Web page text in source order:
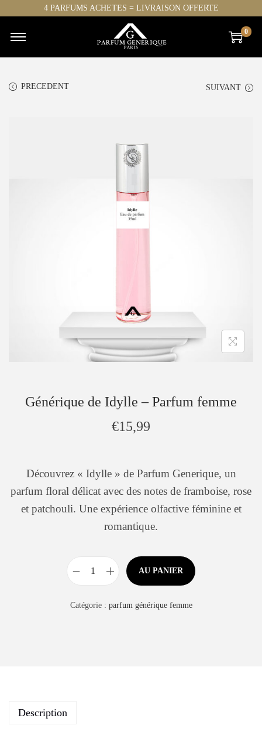
4 PARFUMS ACHETES = LIVRAISON OFFERTE
0
PRECEDENT SUIVANT
Générique de Idylle – Parfum femme
€15,99
Découvrez « Idylle » de Parfum Generique, un
parfum floral délicat avec des notes de framboise, rose
et patchouli. Une expérience olfactive féminine et
romantique.
AU PANIER
Catégorie : parfum générique femme
Description